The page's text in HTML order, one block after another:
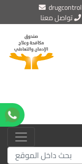
تواصل معنا